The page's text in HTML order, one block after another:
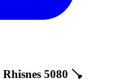
Rhisnes 5080 🪠